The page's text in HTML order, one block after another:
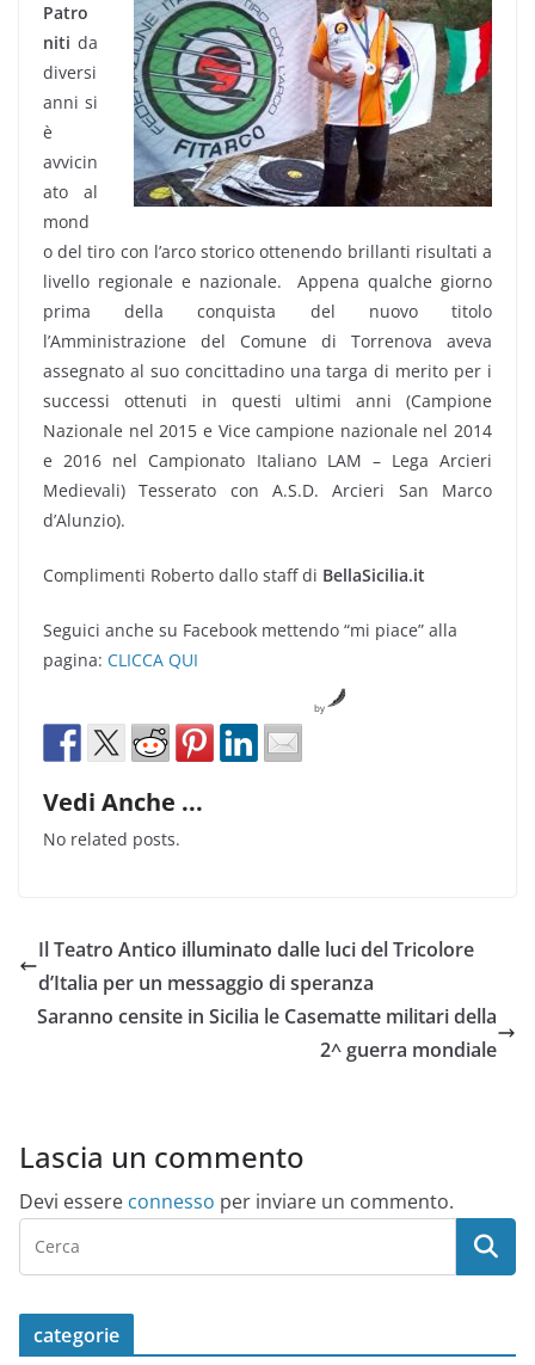
Patro
niti da
diversi
anni si
è
avvicin
ato al
mond
o del tiro con l’arco storico ottenendo brillanti risultati a
livello regionale e nazionale. Appena qualche giorno
prima della conquista del nuovo titolo
l’Amministrazione del Comune di Torrenova aveva
assegnato al suo concittadino una targa di merito per i
successi ottenuti in questi ultimi anni (Campione
Nazionale nel 2015 e Vice campione nazionale nel 2014
e 2016 nel Campionato Italiano LAM – Lega Arcieri
Medievali) Tesserato con A.S.D. Arcieri San Marco
d’Alunzio).
Complimenti Roberto dallo staff di BellaSicilia.it
Seguici anche su Facebook mettendo “mi piace” alla
pagina: CLICCA QUI
by
Vedi Anche ...
No related posts.
Il Teatro Antico illuminato dalle luci del Tricolore
d’Italia per un messaggio di speranza
Saranno censite in Sicilia le Casematte militari della
2^ guerra mondiale
Lascia un commento
Devi essere connesso per inviare un commento.
categorie